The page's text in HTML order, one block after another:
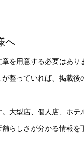
へ
を用意する必要はあ
整っていれば、掲載後
大型店、個人店、ホ
らしさが分かる情報を